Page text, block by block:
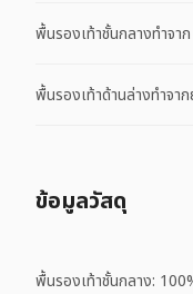
พื้นรองเท้าชั้นกลางทำจา
พื้นรองเท้าด้านล่างทำจาก
ข้อมูลวัสดุ
พื้นรองเท้าชั้นกลาง: